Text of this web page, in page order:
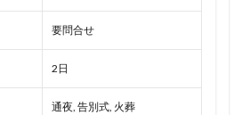
要問合せ
2日
通夜, 告別式, 火葬